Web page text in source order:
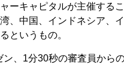
ーキャピタルが主催する
、中国、インドネシア、
というもの。
、1分30秒の審査員から